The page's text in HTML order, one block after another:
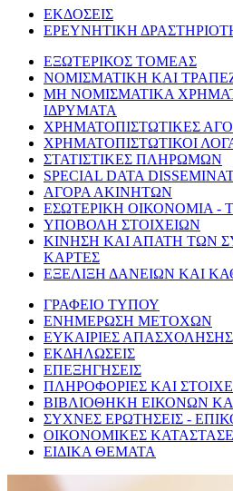
ΕΚΔΟΣΕΙΣ
ΕΡΕΥΝΗΤΙΚΗ
ΕΞΩΤΕΡΙΚΟΣ ΤΟΜΕΑΣ
ΝΟΜΙΣΜΑΤΙΚΗ ΚΑΙ
ΜΗ ΝΟΜΙΣΜΑΤΙΚΑ
ΙΔΡΥΜΑΤΑ
ΧΡΗΜΑΤΟΠΙΣΤΩΤΙΚΕΣ
ΧΡΗΜΑΤΟΠΙΣΤΩΤΙΚΟΙ
ΣΤΑΤΙΣΤΙΚΕΣ ΠΛΗΡΩΜΩΝ
SPECIAL DATA
ΑΓΟΡΑ ΑΚΙΝΗΤΩΝ
ΕΣΩΤΕΡΙΚΗ ΟΙΚΟΝΟΜΙΑ -
ΥΠΟΒΟΛΗ ΣΤΟΙΧΕΙΩΝ
ΚΙΝΗΣΗ ΚΑΙ ΑΠΑΤΗ ΤΩΝ
ΚΑΡΤΕΣ
ΕΞΕΛΙΞΗ ΔΑΝΕΙΩΝ ΚΑΙ
ΓΡΑΦΕΙΟ ΤΥΠΟΥ
ΕΝΗΜΕΡΩΣΗ ΜΕΤΟΧΩΝ
ΕΥΚΑΙΡΙΕΣ ΑΠΑΣΧΟΛΗΣΗΣ
ΕΚΔΗΛΩΣΕΙΣ
ΕΠΕΞΗΓΗΣΕΙΣ
ΠΛΗΡΟΦΟΡΙΕΣ ΚΑΙ
ΒΙΒΛΙΟΘΗΚΗ ΕΙΚΟΝΩΝ
ΣΥΧΝΕΣ ΕΡΩΤΗΣΕΙΣ -
ΟΙΚΟΝΟΜΙΚΕΣ
ΕΙΔΙΚΑ ΘΕΜΑΤΑ